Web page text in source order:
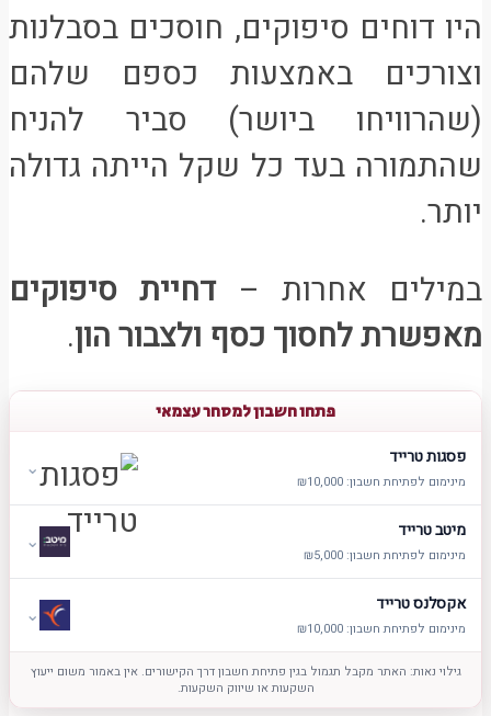
היו דוחים סיפוקים, חוסכים בסבלנות
וצורכים באמצעות כספם שלהם
(שהרוויחו ביושר) סביר להניח
שהתמורה בעד כל שקל הייתה גדולה
יותר.
במילים אחרות –דחיית סיפוקים
מאפשרת לחסוך כסף ולצבור הון.
פתחו חשבון למסחר עצמאי
פסגות טרייד
מינימום לפתיחת חשבון: ₪10,000
⌄
מיטב טרייד
מינימום לפתיחת חשבון: ₪5,000
⌄
אקסלנס טרייד
מינימום לפתיחת חשבון: ₪10,000
⌄
גילוי נאות: האתר מקבל תגמול בגין פתיחת חשבון דרך הקישורים. אין באמור משום ייעוץ
השקעות או שיווק השקעות.